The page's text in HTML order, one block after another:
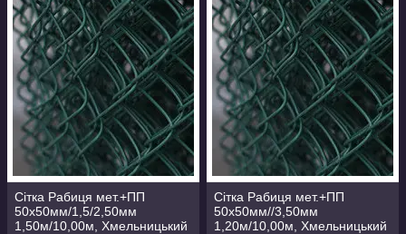
Сітка Рабиця мет.+ПП
50х50мм/1,5/2,50мм
1,50м/10,00м, Хмельницький
Сітка Рабиця мет.+ПП
50х50мм//3,50мм
1,20м/10,00м, Хмельницький